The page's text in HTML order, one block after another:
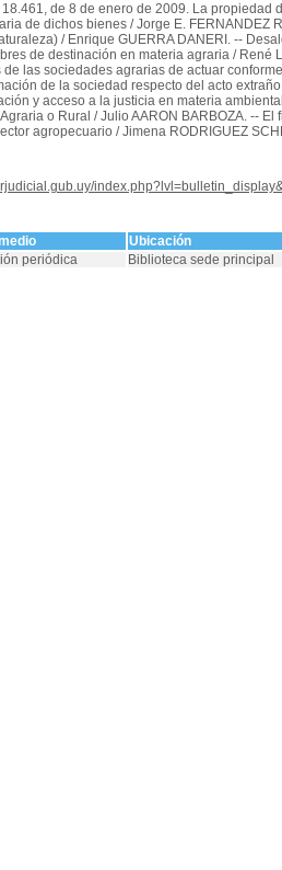
de 8 de enero de 2009. La propiedad
de dichos bienes / Jorge E. FERNANDEZ
/ Enrique GUERRA DANERI. --
de destinación en materia agraria / René
de las sociedades agrarias de actuar
de la sociedad respecto del acto
y acceso a la justicia en materia
o Rural / Julio AARON BARBOZA. --
agropecuario / Jimena RODRIGUEZ
Ubicación
periódica Biblioteca sede principal